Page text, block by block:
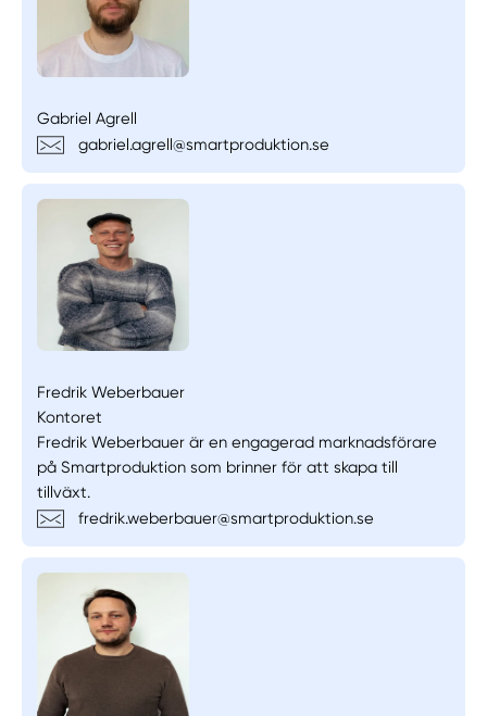
Gabriel Agrell
gabriel.agrell@smartproduktion.se
Fredrik Weberbauer
Kontoret
Fredrik Weberbauer är en engagerad marknadsförare
på Smartproduktion som brinner för att skapa till
tillväxt.
fredrik.weberbauer@smartproduktion.se